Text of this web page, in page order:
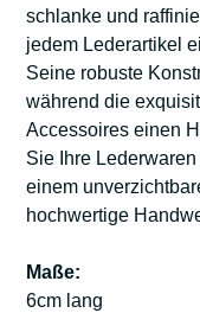
schlanke und
jedem Lederartikel
Seine robuste
während die
Accessoires einen
Sie Ihre
einem
hochwertige
Maße:
6cm lang